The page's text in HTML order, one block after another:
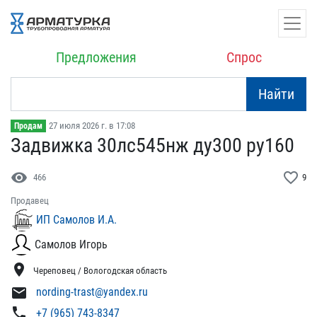
Предложения Спрос
Найти
Продам 27 июля 2026 г. в 17:08
Задвижка 30лс545нж ду300​ ру160
visibility 466 favorite_border 9
Продавец
ИП Самолов И.А.
Самолов Игорь
location_on Череповец / Вологодская область
mail nording-trast@yandex.ru
phone +7 (965) 743-8347